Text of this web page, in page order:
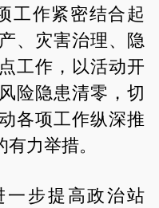
工作紧密结合起
、灾害治理、隐
工作，以活动开
险隐患清零，切
各项工作纵深推
力举措。
一步提高政治站